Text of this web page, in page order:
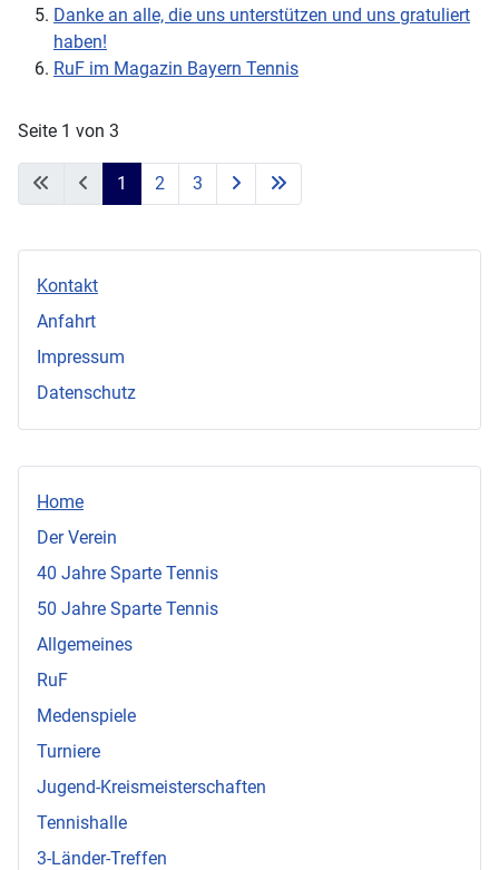
Home
Der Verein
40 Jahre Sparte Tennis
50 Jahre Sparte Tennis
Allgemeines
RuF
Medenspiele
Turniere
Jugend-Kreismeisterschaften
Tennishalle
3-Länder-Treffen
Danke an alle, die uns unterstützen und uns gratuliert
haben!
RuF im Magazin Bayern Tennis
Seite 1 von 3
1 2 3
Kontakt
Anfahrt
Impressum
Datenschutz